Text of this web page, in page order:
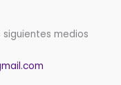
medios